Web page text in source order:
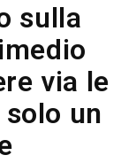
sulla
via le
un